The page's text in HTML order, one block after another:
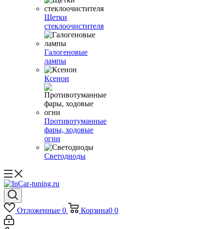
Щетки
стеклоочистителя
Галогеновые
лампы
Ксенон
Противотуманные
фары, ходовые
огни
Светодиоды
Отложенные 0 Корзина0 0